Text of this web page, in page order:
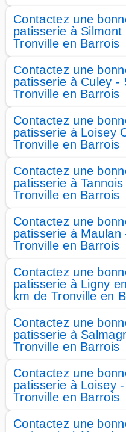
Contactez une
patisserie à
Tronville en Barrois
Contactez une
patisserie à Culey -
Tronville en Barrois
Contactez une
patisserie à Loisey
Tronville en Barrois
Contactez une
patisserie à
Tronville en Barrois
Contactez une
patisserie à
Tronville en Barrois
Contactez une
patisserie à Ligny
km de Tronville en
Contactez une
patisserie à
Tronville en Barrois
Contactez une
patisserie à Loisey
Tronville en Barrois
Contactez une